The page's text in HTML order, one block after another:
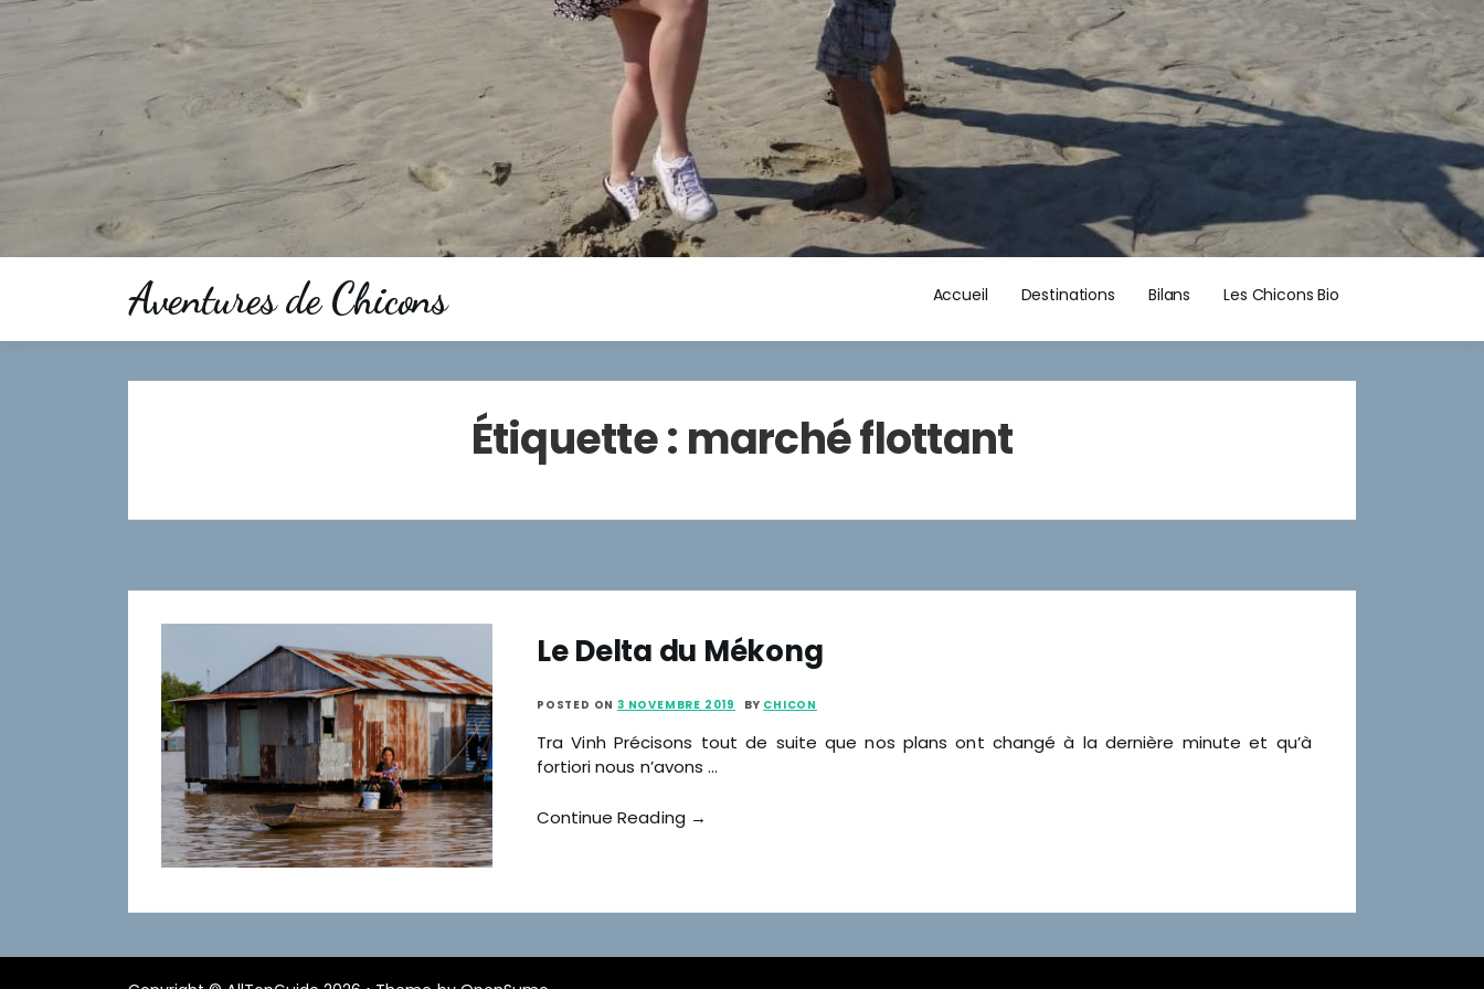
Aventures de Chicons Accueil Destinations Bilans Les Chicons Bio
Étiquette : marché flottant
Le Delta du Mékong
POSTED ON 3 NOVEMBRE 2019 BY CHICON
Tra Vinh Précisons tout de suite que nos plans ont changé à la dernière minute et qu’à
fortiori nous n’avons …
Continue Reading →